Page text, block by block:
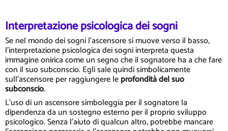
Interpretazione psicologica dei sogni
Se nel mondo dei sogni l'ascensore si muove verso il basso,
l'interpretazione psicologica dei sogni interpreta questa
immagine onirica come un segno che il sognatore ha a che fare
con il suo subconscio. Egli sale quindi simbolicamente
sull'ascensore per raggiungere leprofondità del suo
subconscio.
L'uso di un ascensore simboleggia per il sognatore la
dipendenza da un sostegno esterno per il proprio sviluppo
psicologico. Senza l'aiuto di qualcun altro, potrebbe mancare